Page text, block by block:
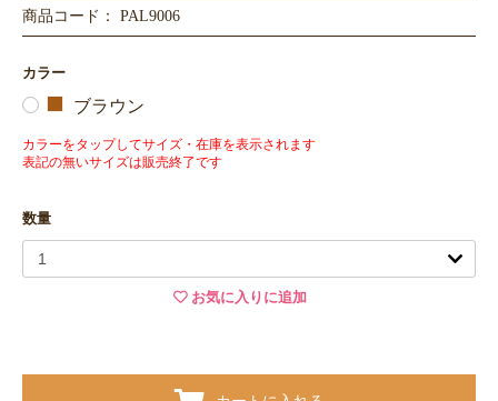
商品コード： PAL9006
カラー
ブラウン
カラーをタップしてサイズ・在庫を表示されます
表記の無いサイズは販売終了です
数量
お気に入りに追加